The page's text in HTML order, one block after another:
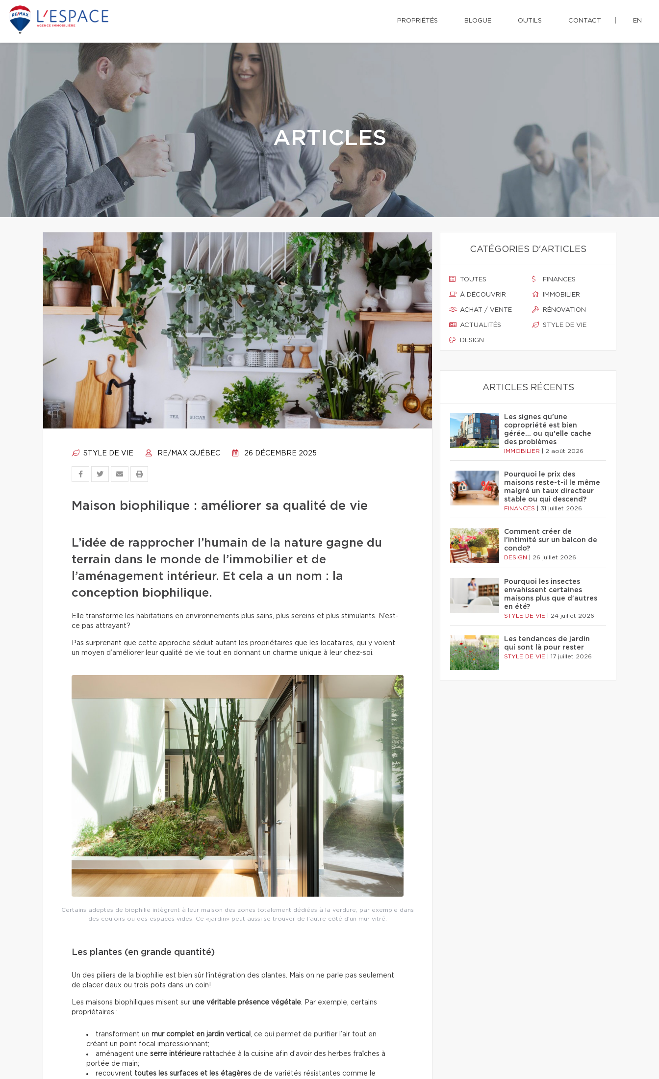
PROPRIÉTÉS BLOGUE OUTILS CONTACT EN
ARTICLES
STYLE DE VIE RE/MAX QUÉBEC 26 DÉCEMBRE 2025
Maison biophilique : améliorer sa qualité de vie
L’idée de rapprocher l’humain de la nature gagne du
terrain dans le monde de l’immobilier et de
l’aménagement intérieur. Et cela a un nom : la
conception biophilique.
Elle transforme les habitations en environnements plus sains, plus sereins et plus stimulants. N’est-
ce pas attrayant?
Pas surprenant que cette approche séduit autant les propriétaires que les locataires, qui y voient
un moyen d’améliorer leur qualité de vie tout en donnant un charme unique à leur chez-soi.
Certains adeptes de biophilie intègrent à leur maison des zones totalement dédiées à la verdure, par exemple dans
des couloirs ou des espaces vides. Ce «jardin» peut aussi se trouver de l’autre côté d’un mur vitré.
Les plantes (en grande quantité)
Un des piliers de la biophilie est bien sûr l’intégration des plantes. Mais on ne parle pas seulement
de placer deux ou trois pots dans un coin!
Les maisons biophiliques misent sur une véritable présence végétale . Par exemple, certains
propriétaires :
transforment un mur complet en jardin vertical
, ce qui permet de purifier l’air tout en
créant un point focal impressionnant;
aménagent une serre intérieure rattachée à la cuisine afin d’avoir des herbes fraîches à
portée de main;
recouvrent toutes les surfaces et les étagères de de variétés résistantes comme le
CATÉGORIES D'ARTICLES
TOUTES
À DÉCOUVRIR
ACHAT / VENTE
ACTUALITÉS
DESIGN
FINANCES
IMMOBILIER
RÉNOVATION
STYLE DE VIE
ARTICLES RÉCENTS
Les signes qu'une
copropriété est bien
gérée… ou qu'elle cache
des problèmes
IMMOBILIER 2 août 2026
Pourquoi le prix des
maisons reste-t-il le même
malgré un taux directeur
stable ou qui descend?
FINANCES 31 juillet 2026
Comment créer de
l'intimité sur un balcon de
condo?
DESIGN 26 juillet 2026
Pourquoi les insectes
envahissent certaines
maisons plus que d'autres
en été?
STYLE DE VIE 24 juillet 2026
Les tendances de jardin
qui sont là pour rester
STYLE DE VIE 17 juillet 2026